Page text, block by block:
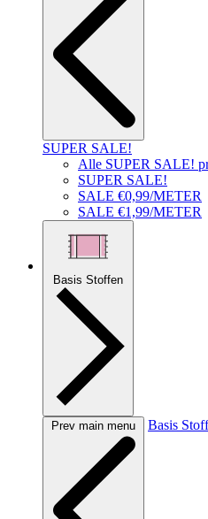
SUPER SALE!
Alle SUPER SALE!
SUPER SALE!
SALE €0,99/METER
SALE €1,99/METER
Basis Stoffen
Prev main menu Basis